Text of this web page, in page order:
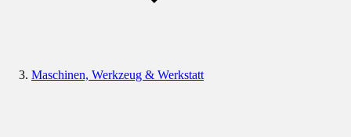
Maschinen, Werkzeug & Werkstatt